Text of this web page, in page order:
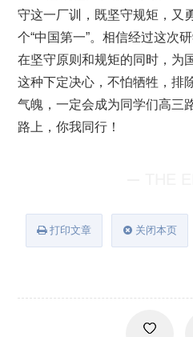
守这一厂训，既坚守规矩，又
个“中国第一”。相信经过这次
在坚守原则和规矩的同时，为
这种下定决心，不怕牺牲，排
气魄，一定会成为同学们高三
路上，你我同行！
打印文章 关闭本页